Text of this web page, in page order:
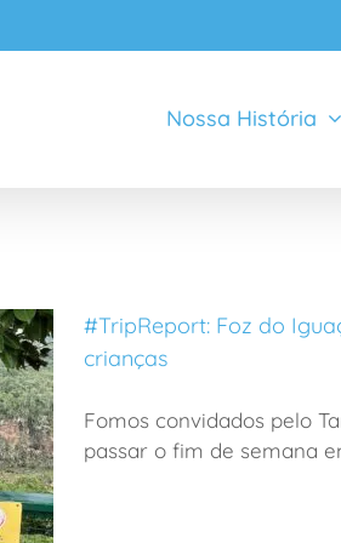
Nossa História
#TripReport: Foz do
crianças
Fomos convidados pelo
passar o fim de semana